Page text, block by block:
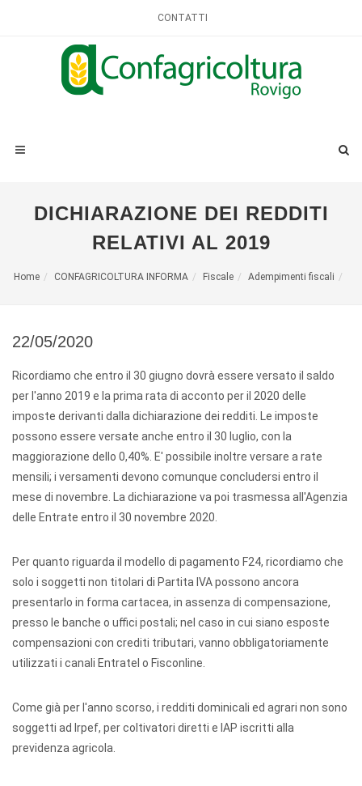
CONTATTI
DICHIARAZIONE DEI REDDITI
RELATIVI AL 2019
Home CONFAGRICOLTURA INFORMA Fiscale Adempimenti fiscali
22/05/2020
Ricordiamo che entro il 30 giugno dovrà essere versato il saldo
per l'anno 2019 e la prima rata di acconto per il 2020 delle
imposte derivanti dalla dichiarazione dei redditi. Le imposte
possono essere versate anche entro il 30 luglio, con la
maggiorazione dello 0,40%. E' possibile inoltre versare a rate
mensili; i versamenti devono comunque concludersi entro il
mese di novembre. La dichiarazione va poi trasmessa all'Agenzia
delle Entrate entro il 30 novembre 2020.
Per quanto riguarda il modello di pagamento F24, ricordiamo che
solo i soggetti non titolari di Partita IVA possono ancora
presentarlo in forma cartacea, in assenza di compensazione,
presso le banche o uffici postali; nel caso in cui siano esposte
compensazioni con crediti tributari, vanno obbligatoriamente
utilizzati i canali Entratel o Fisconline.
Come già per l'anno scorso, i redditi dominicali ed agrari non sono
soggetti ad Irpef, per coltivatori diretti e IAP iscritti alla
previdenza agricola.